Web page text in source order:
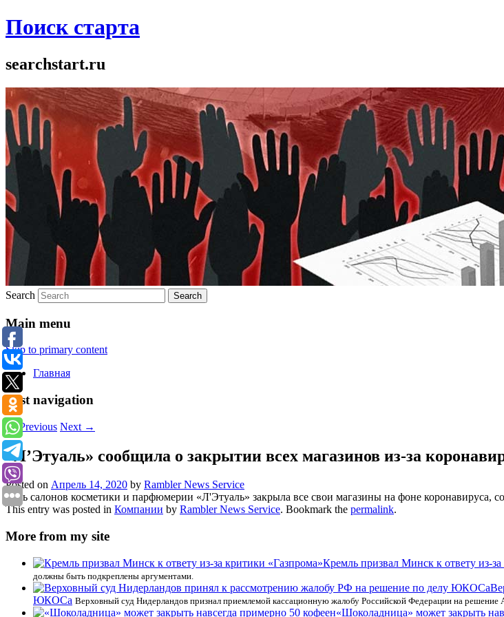
Поиск старта
searchstart.ru
Search
Main menu
Skip to primary content
Главная
Post navigation
←Previous Next →
«Л’Этуаль» сообщила о закрытии всех магазинов из-за
Posted on Апрель 14, 2020 by Rambler News Service
Сеть салонов косметики и парфюмерии «Л'Этуаль» закрыла все свои магазины на фоне коронавируса,
This entry was posted in Компании by Rambler News Service. Bookmark the permalink.
More from my site
Кремль призвал Минск к ответу из-
должны быть подкреплены аргументами.
ЮКОСа Верховный суд Нидерландов признал приемлемой кассационную жалобу Российской Федерации на
«Шоколадница» может закрыть